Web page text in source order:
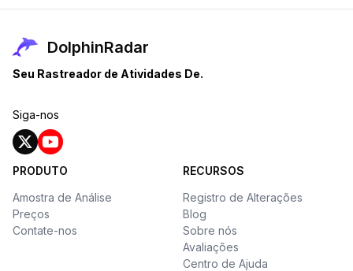
DolphinRadar
Seu Rastreador de Atividades De.
Siga-nos
PRODUTO
Amostra de Análise
Preços
Contate-nos
RECURSOS
Registro de Alterações
Blog
Sobre nós
Avaliações
Centro de Ajuda